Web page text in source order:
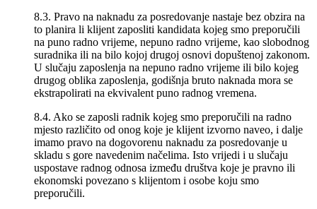
8.3. Pravo na naknadu za posredovanje nastaje bez obzira na
to planira li klijent zaposliti kandidata kojeg smo preporučili
na puno radno vrijeme, nepuno radno vrijeme, kao slobodnog
suradnika ili na bilo kojoj drugoj osnovi dopuštenoj zakonom.
U slučaju zaposlenja na nepuno radno vrijeme ili bilo kojeg
drugog oblika zaposlenja, godišnja bruto naknada mora se
ekstrapolirati na ekvivalent puno radnog vremena.
8.4. Ako se zaposli radnik kojeg smo preporučili na radno
mjesto različito od onog koje je klijent izvorno naveo, i dalje
imamo pravo na dogovorenu naknadu za posredovanje u
skladu s gore navedenim načelima. Isto vrijedi i u slučaju
uspostave radnog odnosa između društva koje je pravno ili
ekonomski povezano s klijentom i osobe koju smo
preporučili.